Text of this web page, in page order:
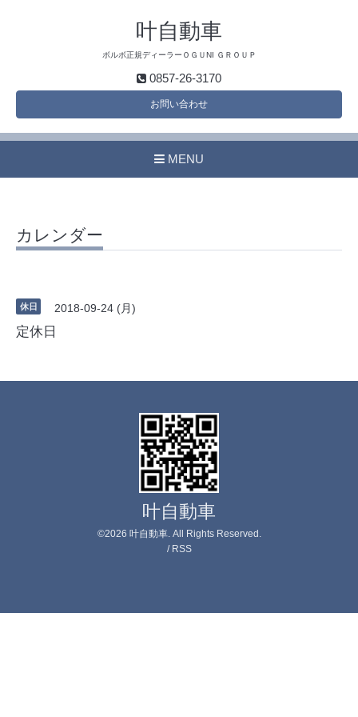
叶自動車
ボルボ正規ディーラーＯＧＵNI ＧＲＯＵＰ
0857-26-3170
お問い合わせ
MENU
カレンダー
休日 2018-09-24 (月)
定休日
叶自動車
©2026 叶自動車. All Rights Reserved.
/ RSS